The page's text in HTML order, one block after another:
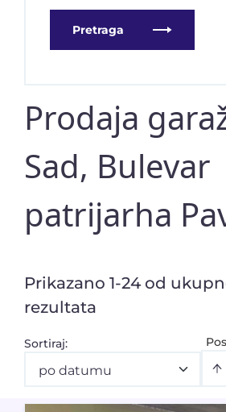
Pretraga
Prodaja
Sad, Bulevar
patrijarha
Prikazano 1-24 od
rezultata
Sortiraj:
po datumu